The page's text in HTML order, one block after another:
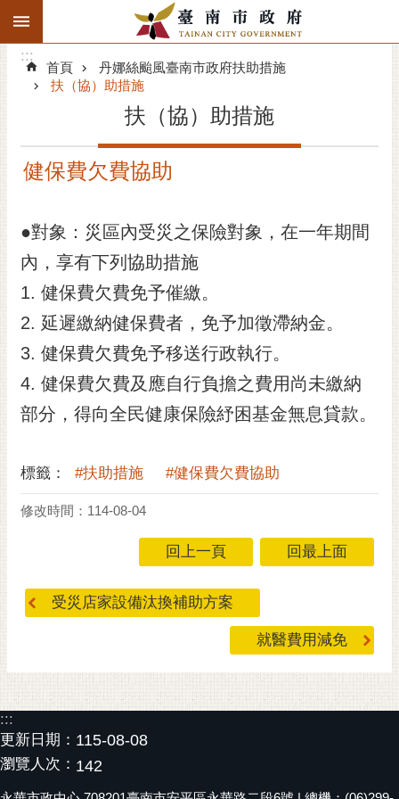
跳到主要內容區塊
搜
階
搜
精彩府城
市府團隊
主題服務
市政資訊
市民互動
黃
哲
螢
光
桐
花
站
覽
訂
:::
:::
首頁
丹娜絲颱風臺南市政府扶助措施
扶（協）助措施
扶（協）助措施
健保費欠費協助
●對象：災區內受災之保險對象，在一年期間
內，享有下列協助措施
1. 健保費欠費免予催繳。
2. 延遲繳納健保費者，免予加徵滯納金。
3. 健保費欠費免予移送行政執行。
4. 健保費欠費及應自行負擔之費用尚未繳納
部分，得向全民健康保險紓困基金無息貸款。
標籤： #扶助措施 #健保費欠費協助
修改時間：114-08-04
回上一頁 回最上面
受災店家設備汰換補助方案
就醫費用減免
:::
更新日期： 115-08-08
瀏覽人次： 142